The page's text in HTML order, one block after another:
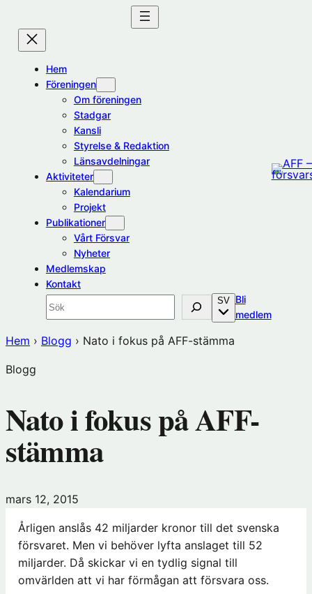
innehåll
Hem
Föreningen
Om föreningen
Stadgar
Kansli
Styrelse & Redaktion
Länsavdelningar
Aktiviteter
Kalendarium
Projekt
Publikationer
Vårt Försvar
Nyheter
Medlemskap
Kontakt
Sök
SV Bli
medlem(öppnas
Hem › Blogg › Nato i fokus på AFF-stämma
Blogg
Nato i fokus på AFF-
stämma
mars 12, 2015
Årligen anslås 42 miljarder kronor till det svenska
försvaret. Men vi behöver lyfta anslaget till 52
miljarder. Då skickar vi en tydlig signal till
omvärlden att vi har förmågan att försvara oss.